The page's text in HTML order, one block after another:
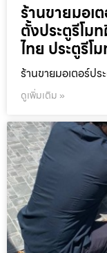
ร้านขายมอเ
ตั้งประตูรีโม
ไทย ประตูรีโ
ร้านขายมอเตอร์ปร
ดูเพิ่มเติม »